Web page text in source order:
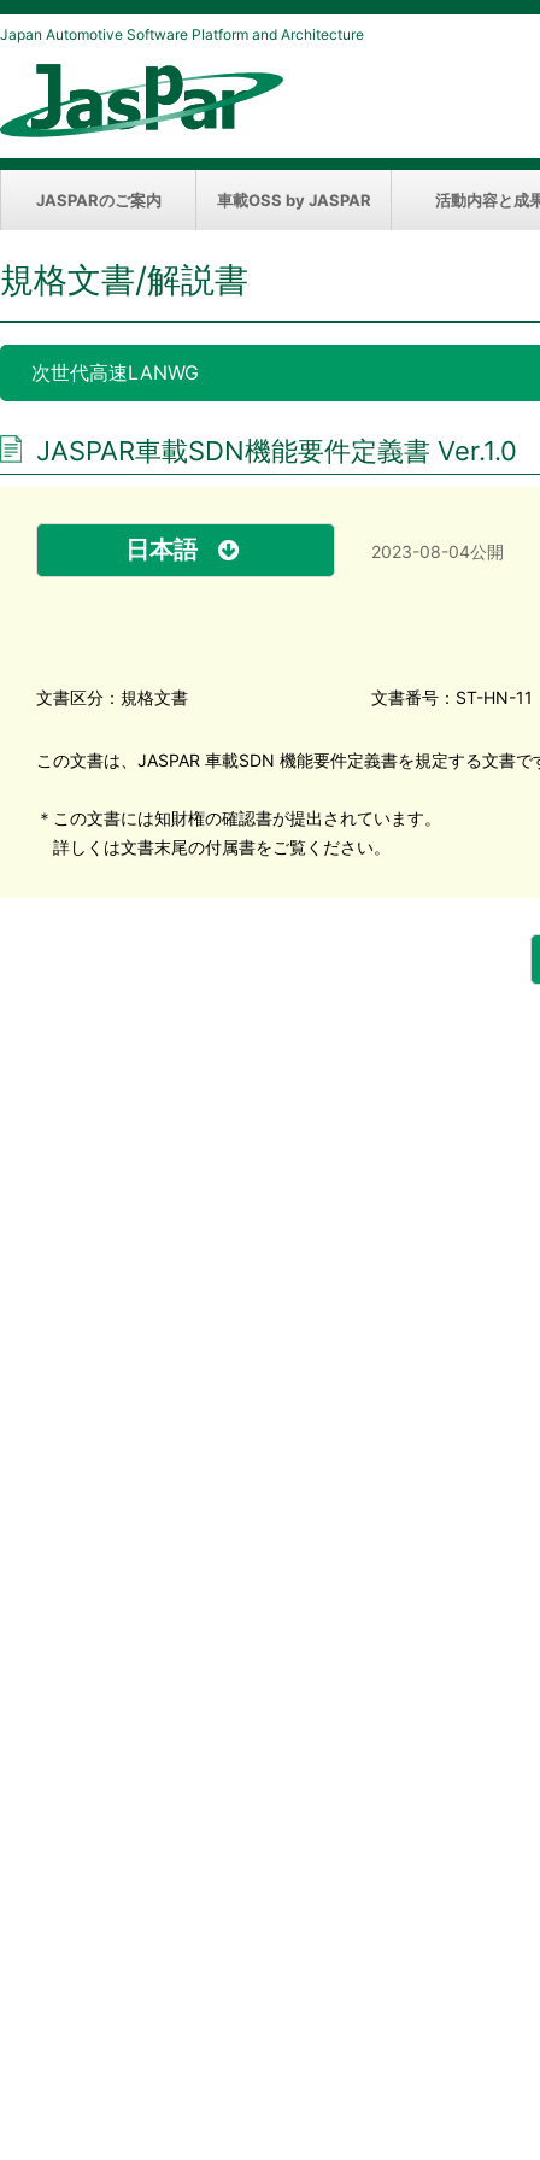
Japan Automotive Software Platform and Architecture
JASPARのご案内 車載OSS by JASPAR 活動内容と成
規格文書/解説書
次世代高速LANWG
JASPAR車載SDN機能要件定義書 Ver.1.0
日本語 2023-08-04公開
文書区分：規格文書 文書番号：ST-HN-11
この文書は、JASPAR 車載SDN 機能要件定義書を規定する文書で
＊この文書には知財権の確認書が提出されています。
詳しくは文書末尾の付属書をご覧ください。